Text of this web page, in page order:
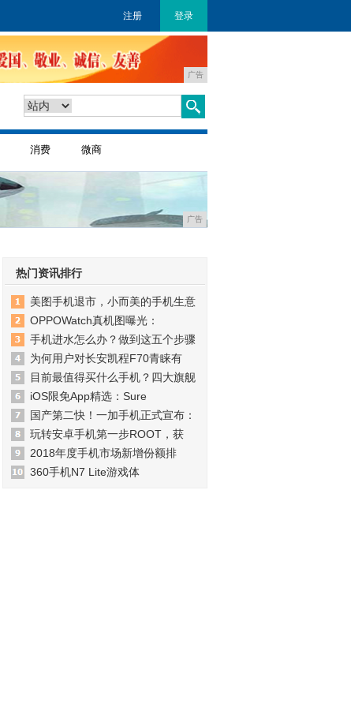
注册 登录
广告
消费 微商
广告
热门资讯排行
美图手机退市，小而美的手机生意
OPPOWatch真机图曝光：
手机进水怎么办？做到这五个步骤
为何用户对长安凯程F70青睐有
目前最值得买什么手机？四大旗舰
iOS限免App精选：Sure
国产第二快！一加手机正式宣布：
玩转安卓手机第一步ROOT，获
2018年度手机市场新增份额排
360手机N7 Lite游戏体